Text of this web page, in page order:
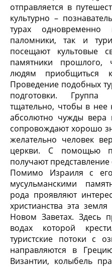
отправляется в
культурно –
турах одновременно
паломники, так и
посещают культовые
памятники прошлого,
людям приобщиться
Проведение подобных
подготовки. Группа
тщательно, чтобы в
абсолютно чужды вера
сопровождают хорошо
желательно человек
церкви. С помощью
получают
Помимо Израиля с
мусульманскими
рода проявляют
христианства эта
Новом Заветах. Здесь
водах которой
туристские потоки с
направляются в
Византии, колыбель